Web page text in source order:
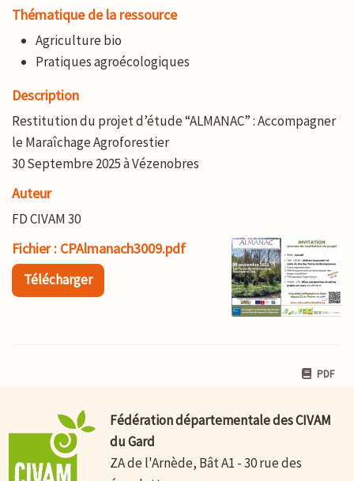
Thématique de la ressource
Agriculture bio
Pratiques agroécologiques
Description
Restitution du projet d’étude “ALMANAC” : Accompagner
le Maraîchage Agroforestier
30 Septembre 2025 à Vézenobres
Auteur
FD CIVAM 30
Fichier : CPAlmanach3009.pdf
Télécharger
PDF
Fédération départementale des CIVAM
du Gard
ZA de l'Arnède, Bât A1 - 30 rue des